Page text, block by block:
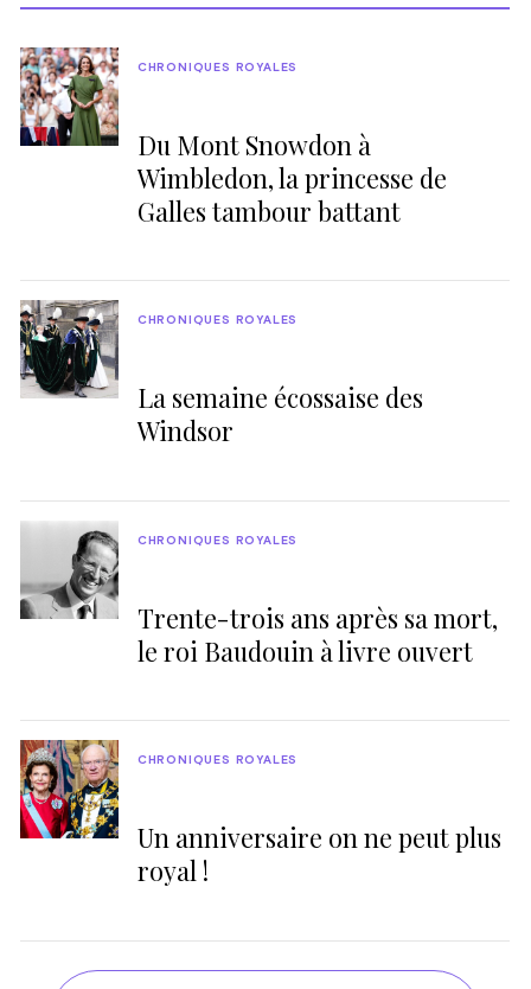
Du Mont Snowdon à
Wimbledon, la princesse de
Galles tambour battant
CHRONIQUES ROYALES
La semaine écossaise des
Windsor
CHRONIQUES ROYALES
Trente-trois ans après sa mort,
le roi Baudouin à livre ouvert
CHRONIQUES ROYALES
Un anniversaire on ne peut plus
royal !
CHRONIQUES ROYALES